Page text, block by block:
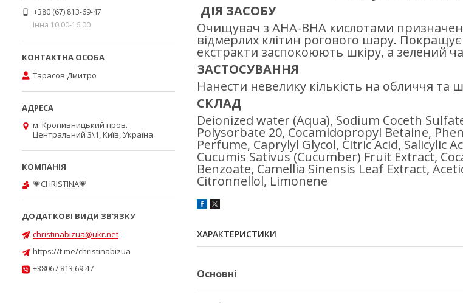
ДІЯ ЗАСОБУ
Очищувач з AHA-BHA кислотами
відмерлих клітин рогового шару.
екстракти заспокоюють шкіру, а зелений
ЗАСТОСУВАННЯ
Нанести невелику кількість на обличчя
СКЛАД
Deionized water (Aqua), Sodium Coceth
Polysorbate 20, Cocamidopropyl Betaine,
Perfume, Caprylyl Glycol, Citric Acid, Salicylic
Cucumis Sativus (Cucumber) Fruit Extract,
Benzoate, Camellia Sinensis Leaf Extract,
Citronnellol, Limonene
ХАРАКТЕРИСТИКИ
Основні
+380 (67) 813-69-47
Інна 10.00-16.00
Тарасов Дмитро
м. Кропивницький пров.
Центральний 3\1, Київ, Україна
💗CHRISTINA💗
christinabizua@ukr.net
https://t.me/christinabizua
+38067 813 69 47